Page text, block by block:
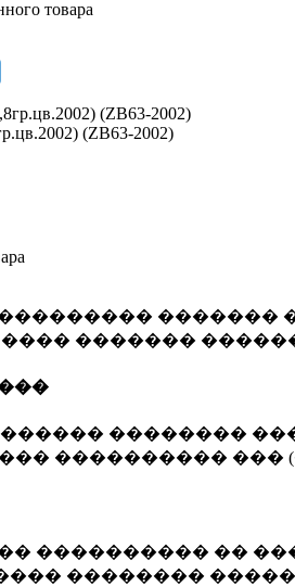
товара
(ZB63-2002)
�������
�������
��������
����������
���������� ��
��������